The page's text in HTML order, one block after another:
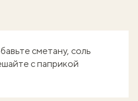
сметану, соль
с паприкой